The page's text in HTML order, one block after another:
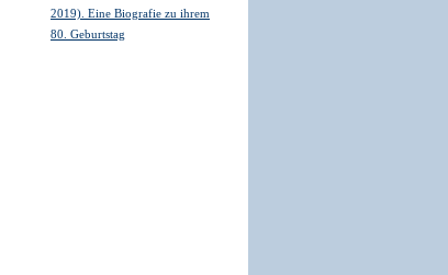
2019). Eine Biografie zu ihrem
80. Geburtstag